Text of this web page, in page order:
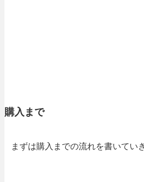
購入まで
まずは購入までの流れを書いてい